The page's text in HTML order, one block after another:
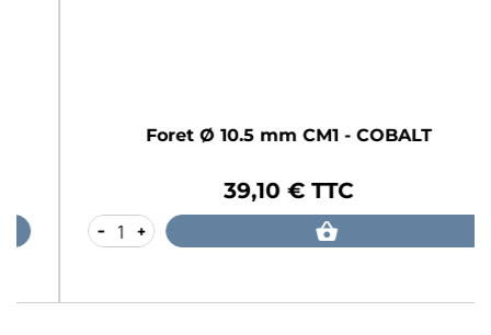
Foret Ø 10.5 mm CM1 - COBALT
39,10 € TTC
+